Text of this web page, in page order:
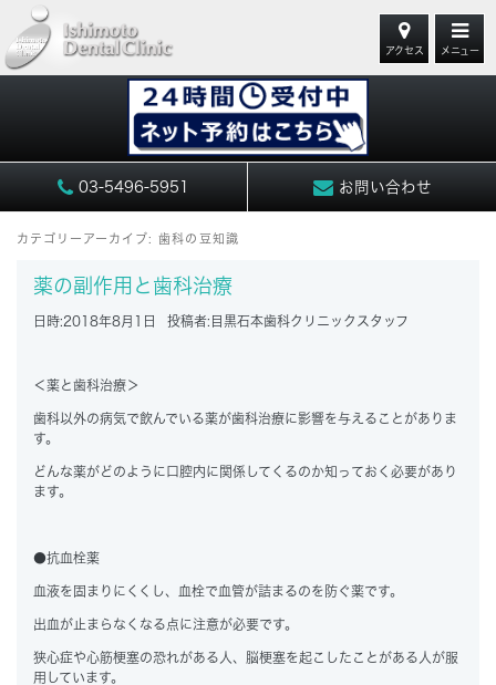
アクセス メニュー
03-5496-5951 お問い合わせ
カテゴリーアーカイブ:歯科の豆知識
薬の副作用と歯科治療
日時:2018年8月1日 投稿者: 目黒石本歯科クリニックスタッフ
＜薬と歯科治療＞
歯科以外の病気で飲んでいる薬が歯科治療に影響を与えることがありま
す。
どんな薬がどのように口腔内に関係してくるのか知っておく必要があり
ます。
●抗血栓薬
血液を固まりにくくし、血栓で血管が詰まるのを防ぐ薬です。
出血が止まらなくなる点に注意が必要です。
狭心症や心筋梗塞の恐れがある人、脳梗塞を起こしたことがある人が服
用しています。